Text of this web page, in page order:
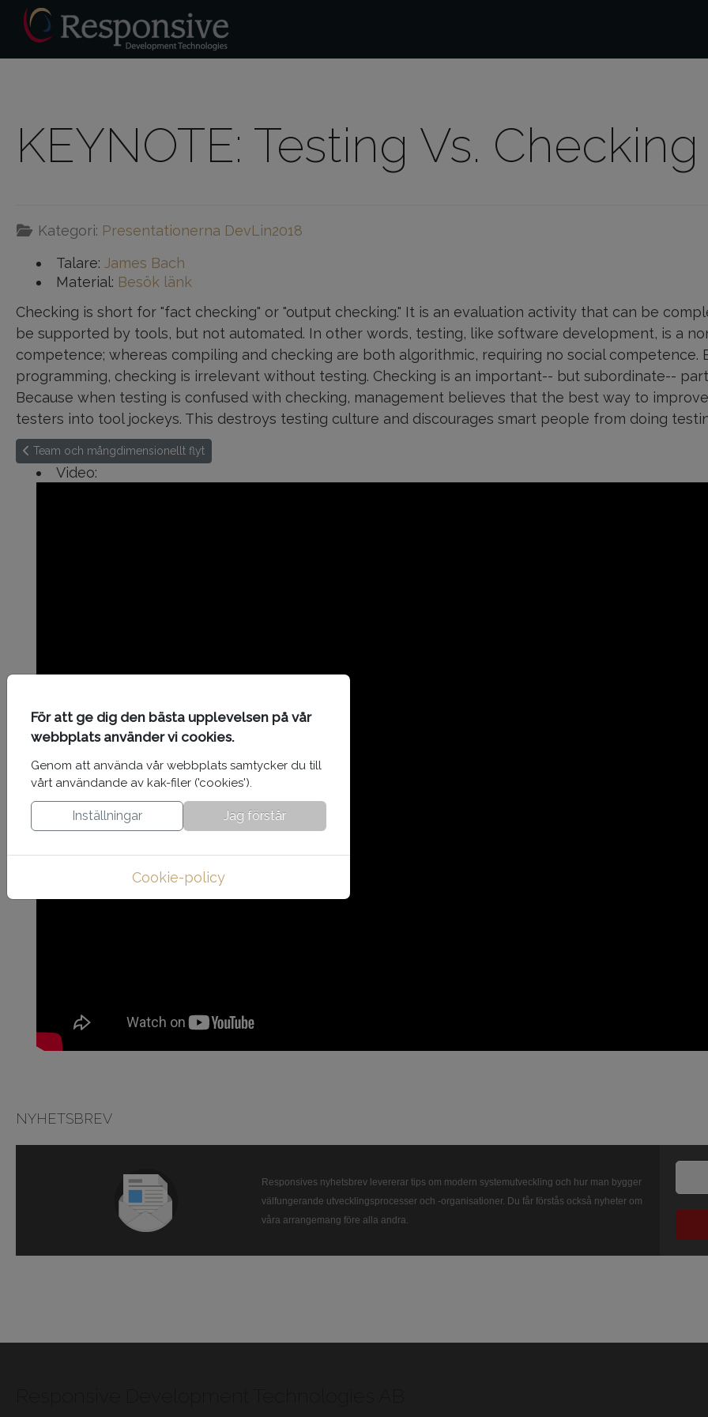
KEYNOTE: Testing Vs.
Kategori: Presentationerna DevLin2018
Talare: James Bach
Material: Besök länk
Checking is short for "fact checking" or "output checking." It is an evaluation activity that can be
be supported by tools, but not automated. In other words, testing, like software development, is a
competence; whereas compiling and checking are both algorithmic, requiring no social
programming, checking is irrelevant without testing. Checking is an important-- but subordinate--
Because when testing is confused with checking, management believes that the best way to
testers into tool jockeys. This destroys testing culture and discourages smart people from doing
Föregående artikel: Team och mångdimensionellt flyt
Team och mångdimensionellt flyt
Video:
NYHETSBREV
Responsives nyhetsbrev levererar tips om modern systemutveckling och hur man bygger
välfungerande utvecklingsprocesser och -organisationer. Du får förstås också nyheter om
våra arrangemang före alla andra.
För att ge dig den bästa upplevelsen på vår
webbplats använder vi cookies.
Genom att använda vår webbplats samtycker du till
vårt användande av kak-filer ('cookies').
Inställningar Jag förstår
Cookie-policy